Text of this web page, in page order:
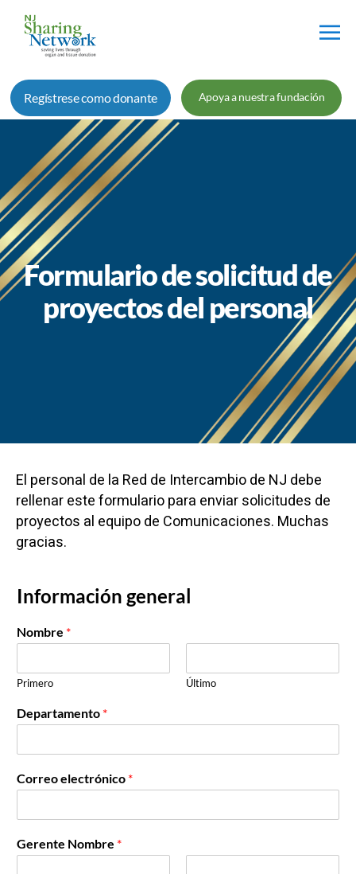
de
Intercambio
de
Nueva
Jersey
Regístrese como donante Apoya a nuestra fundación
Formulario de solicitud de
proyectos del personal
El personal de la Red de Intercambio de NJ debe
rellenar este formulario para enviar solicitudes de
proyectos al equipo de Comunicaciones. Muchas
gracias.
Información general
Nombre *
Primero Último
Departamento *
Correo electrónico *
Gerente Nombre *